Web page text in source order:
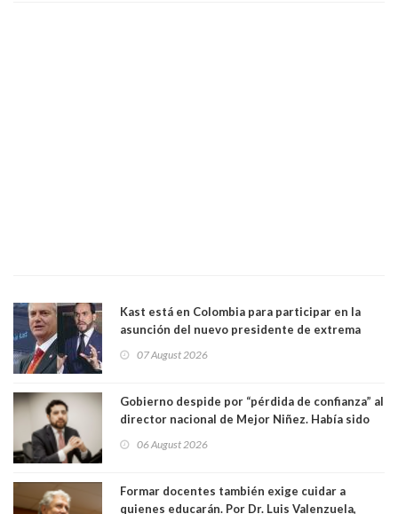
Kast está en Colombia para participar en la
asunción del nuevo presidente de extrema
07 August 2026
Gobierno despide por “pérdida de confianza” al
director nacional de Mejor Niñez. Había sido
06 August 2026
Formar docentes también exige cuidar a
quienes educarán. Por Dr. Luis Valenzuela,